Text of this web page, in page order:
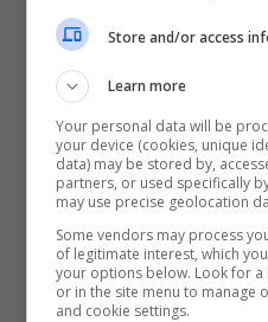
Store and/or access
Learn more
Your personal data will be
your device (cookies, unique
data) may be stored by,
partners, or used specifically
may use precise geolocation
Some vendors may process
of legitimate interest, which
your options below. Look for
or in the site menu to manage
and cookie settings.